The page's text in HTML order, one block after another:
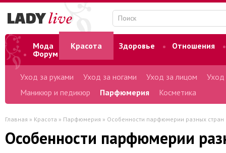
Мода Красота Здоровье
Отношения
Форум
Уход за руками Уход за ногами Уход за лицом
Уход
Маникюр и педикюр
Парфюмерия Косметика
Главная » Красота » Парфюмерия » Особенности парфюмерии разных стран
Особенности парфюмерии